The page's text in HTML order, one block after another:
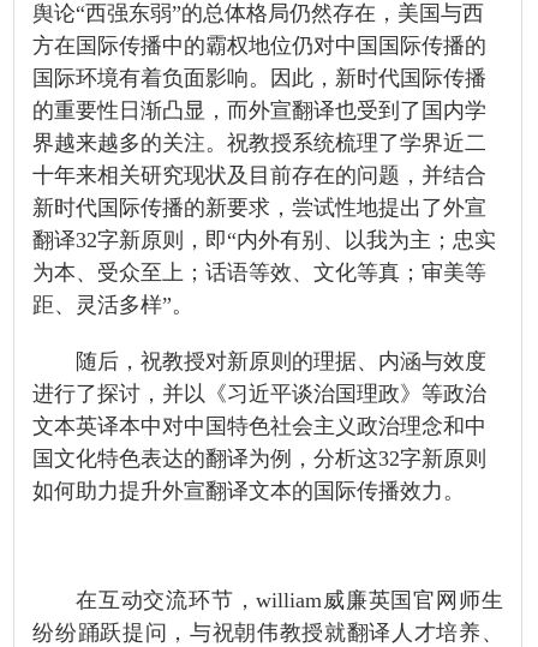
舆论“西强东弱”的总体格局仍然存在，美国与西
方在国际传播中的霸权地位仍对中国国际传播的
国际环境有着负面影响。因此，新时代国际传播
的重要性日渐凸显，而外宣翻译也受到了国内学
界越来越多的关注。祝教授系统梳理了学界近二
十年来相关研究现状及目前存在的问题，并结合
新时代国际传播的新要求，尝试性地提出了外宣
翻译32字新原则，即“内外有别、以我为主；忠实
为本、受众至上；话语等效、文化等真；审美等
距、灵活多样”。
随后，祝教授对新原则的理据、内涵与效度
进行了探讨，并以《习近平谈治国理政》等政治
文本英译本中对中国特色社会主义政治理念和中
国文化特色表达的翻译为例，分析这32字新原则
如何助力提升外宣翻译文本的国际传播效力。
在互动交流环节，william威廉英国官网师生
纷纷踊跃提问，与祝朝伟教授就翻译人才培养、